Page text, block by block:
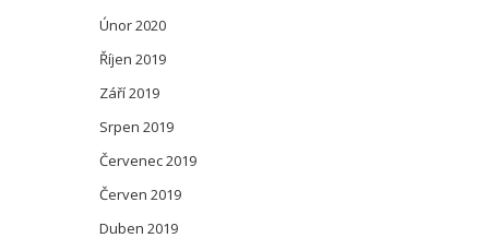
Únor 2020
Říjen 2019
Září 2019
Srpen 2019
Červenec 2019
Červen 2019
Duben 2019